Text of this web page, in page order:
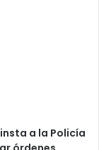
a la Policía